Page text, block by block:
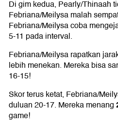
Di gim kedua, Pearly/Thinaah
Febriana/Meilysa malah
Febriana/Meilysa coba
5-11 pada interval.
Febriana/Meilysa rapatkan
lebih menekan. Mereka bisa
16-15!
Skor terus ketat, Febriana/
duluan 20-17. Mereka menang
game!